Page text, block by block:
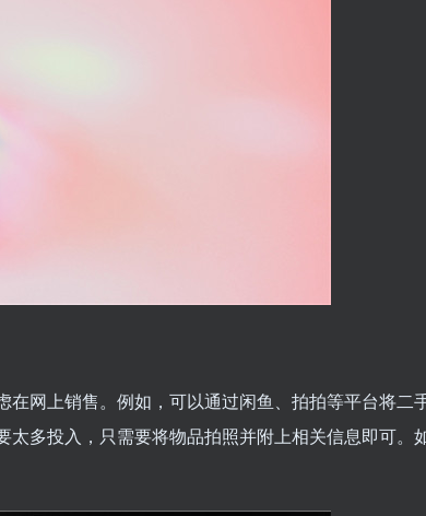
网上销售。例如，可以通过闲鱼、拍拍等平台将二
多投入，只需要将物品拍照并附上相关信息即可。